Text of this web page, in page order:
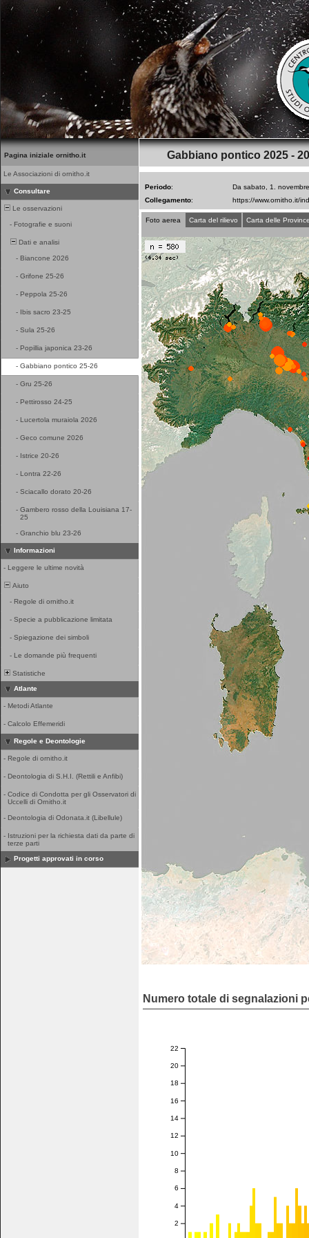
Pagina iniziale ornitho.it
Le Associazioni di ornitho.it
Consultare
Le osservazioni
- Fotografie e suoni
Dati e analisi
- Biancone 2026
- Grifone 25-26
- Peppola 25-26
- Ibis sacro 23-25
- Sula 25-26
- Popillia japonica 23-26
- Gabbiano pontico 25-26
- Gru 25-26
- Pettirosso 24-25
- Lucertola muraiola 2026
- Geco comune 2026
- Istrice 20-26
- Lontra 22-26
- Sciacallo dorato 20-26
- Gambero rosso della Louisiana 17-
25
- Granchio blu 23-26
Informazioni
- Leggere le ultime novità
Aiuto
- Regole di ornitho.it
- Specie a pubblicazione limitata
- Spiegazione dei simboli
- Le domande più frequenti
Statistiche
Atlante
- Metodi Atlante
- Calcolo Effemeridi
Regole e Deontologie
- Regole di ornitho.it
- Deontologia di S.H.I. (Rettili e Anfibi)
- Codice di Condotta per gli Osservatori di
Uccelli di Ornitho.it
- Deontologia di Odonata.it (Libellule)
- Istruzioni per la richiesta dati da parte di
terze parti
Progetti approvati in corso
Gabbiano pontico 2025 -
Periodo:
Da sabato, 1.
Collegamento:
Foto aerea Carta del rilievo Carta delle
Numero totale di segnalazioni
2
4
6
8
10
12
14
16
18
20
22